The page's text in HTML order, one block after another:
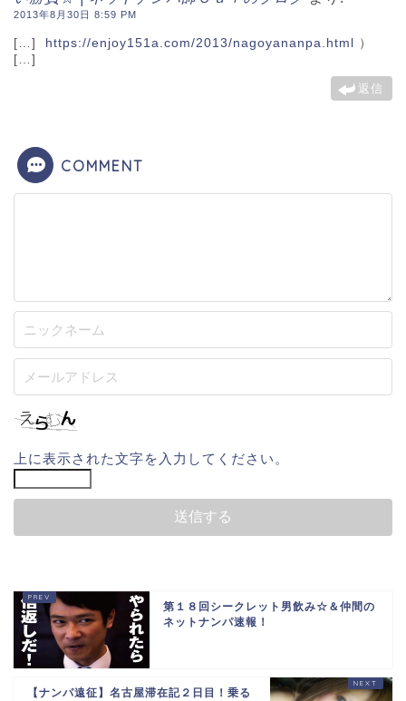
2013年8月30日 8:59 PM
[…] https://enjoy151a.com/2013/nagoyananpa.html ）
[…]
返信
COMMENT
上に表示された文字を入力してください。
第１８回シークレット男飲み☆＆仲間の
ネットナンパ速報！
【ナンパ遠征】名古屋滞在記２日目！乗る